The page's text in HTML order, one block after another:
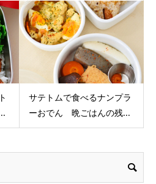
サテトムで食べるナンプラ
ーおでん 晩ごはんの残...